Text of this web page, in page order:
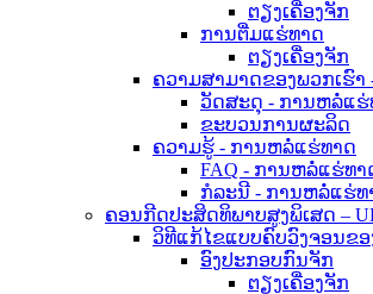
ຕຽງເຄື່ອງຈັກ
ການຕື່ມແຮ່ທາດ
ຕຽງເຄື່ອງຈັກ
ຄວາມສາມາດຂອງພວກເຮົ
ວັດສະດຸ - ການຫລໍ່ແຮ່
ຂະບວນການຜະລິດ
ຄວາມຮູ້ - ການຫລໍ່ແຮ່ທາດ
FAQ - ການຫລໍ່ແຮ່ທາ
ກໍລະນີ - ການຫລໍ່ແຮ່ທ
ຄອນກີດປະສິດທິພາບສູງພິເສດ –
ວິທີແກ້ໄຂແບບຄົບວົງຈອນຂອ
ອົງປະກອບກົນຈັກ
ຕຽງເຄື່ອງຈັກ